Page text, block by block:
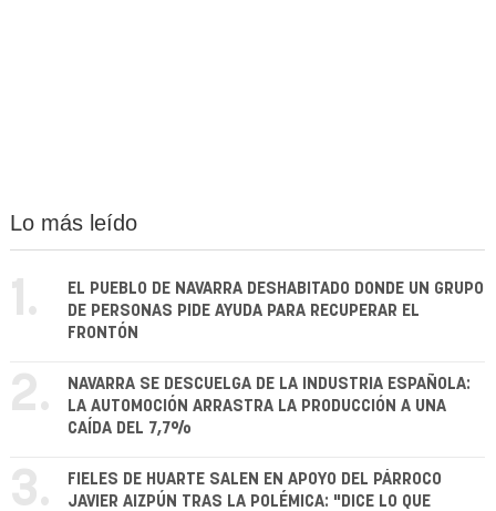
Lo más leído
1.
EL PUEBLO DE NAVARRA DESHABITADO DONDE UN GRUPO
DE PERSONAS PIDE AYUDA PARA RECUPERAR EL
FRONTÓN
2.
NAVARRA SE DESCUELGA DE LA INDUSTRIA ESPAÑOLA:
LA AUTOMOCIÓN ARRASTRA LA PRODUCCIÓN A UNA
CAÍDA DEL 7,7%
3.
FIELES DE HUARTE SALEN EN APOYO DEL PÁRROCO
JAVIER AIZPÚN TRAS LA POLÉMICA: "DICE LO QUE